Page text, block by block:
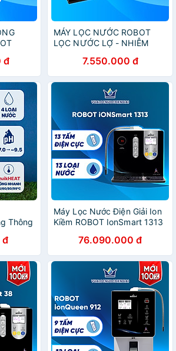
đ
MÁY LỌC NƯỚC ROBOT
LỌC NƯỚC LỢ - NHIỄM
Chính Hãng7.550.000 đ
Thông
đ
Máy Lọc Nước Điện Giải Ion
Kiềm ROBOT IonSmart 1313
Minh - Hàng Chính Hãng
76.090.000 đ